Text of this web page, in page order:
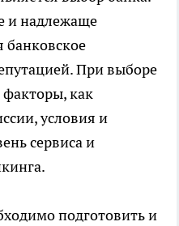
и надлежаще
банковское
При выборе
факторы, как
условия и
сервиса и
подготовить и